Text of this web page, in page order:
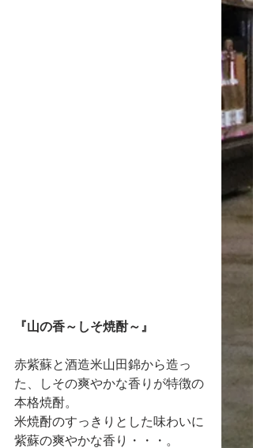
『山の香～しそ焼酎～』
赤紫蘇と酒造米山田錦から造っ
た、しその爽やかな香りが特徴の
本格焼酎。
米焼酎のすっきりとした味わいに
紫蘇の爽やかな香り・・・。